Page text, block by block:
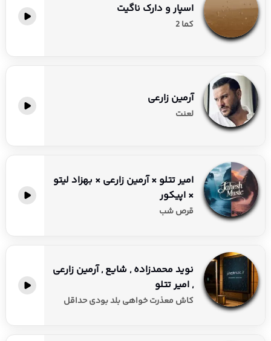
اسپار و دارک ناگیت
کما 2
آرمین زارعی
لعنت
امیر تتلو × آرمین زارعی × بهزاد لیتو
× اپیکور
قرص شب
نوید محمدزاده , شایع , آرمین زارعی
, امیر تتلو
کاش معذرت خواهی بلد بودی حداقل